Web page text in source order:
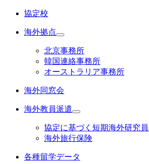
協定校
海外拠点
北京事務所
韓国連絡事務所
オーストラリア事務所
海外同窓会
海外教員派遣
協定に基づく短期海外研究
海外旅行保険
各種留学データ